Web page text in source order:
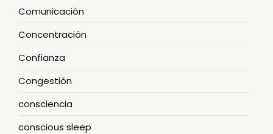
Comunicación
Concentración
Confianza
Congestión
consciencia
conscious sleep